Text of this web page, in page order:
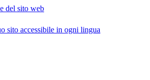
del sito web
sito accessibile in ogni lingua